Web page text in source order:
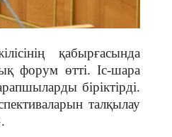
қабырғасында
форум өтті. Іс-шара
біріктірді.
талқылау